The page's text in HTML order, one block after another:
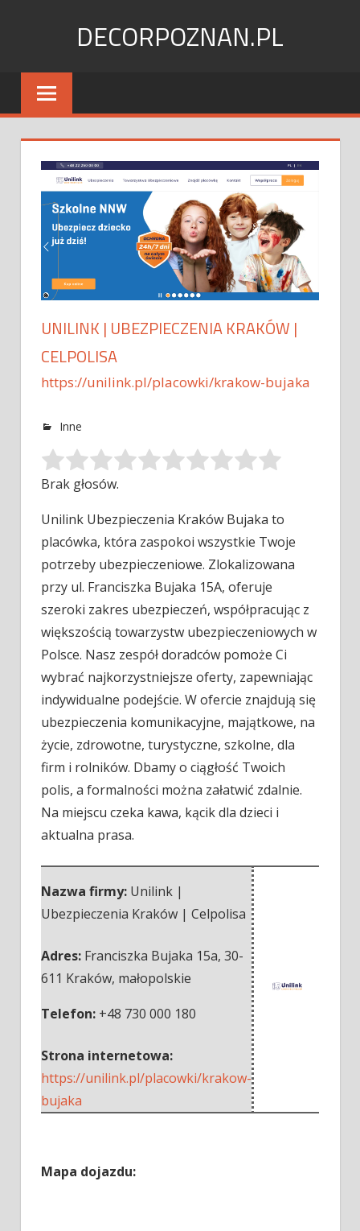
DECORPOZNAN.PL
UNILINK | UBEZPIECZENIA KRAKÓW |
CELPOLISA
https://unilink.pl/placowki/krakow-bujaka
Inne
Brak głosów.
Unilink Ubezpieczenia Kraków Bujaka to
placówka, która zaspokoi wszystkie Twoje
potrzeby ubezpieczeniowe. Zlokalizowana
przy ul. Franciszka Bujaka 15A, oferuje
szeroki zakres ubezpieczeń, współpracując z
większością towarzystw ubezpieczeniowych w
Polsce. Nasz zespół doradców pomoże Ci
wybrać najkorzystniejsze oferty, zapewniając
indywidualne podejście. W ofercie znajdują się
ubezpieczenia komunikacyjne, majątkowe, na
życie, zdrowotne, turystyczne, szkolne, dla
firm i rolników. Dbamy o ciągłość Twoich
polis, a formalności można załatwić zdalnie.
Na miejscu czeka kawa, kącik dla dzieci i
aktualna prasa.
Nazwa firmy: Unilink |
Ubezpieczenia Kraków | Celpolisa
Adres: Franciszka Bujaka 15a, 30-
611 Kraków, małopolskie
Telefon: +48 730 000 180
Strona internetowa:
https://unilink.pl/placowki/krakow-
bujaka
Mapa dojazdu: